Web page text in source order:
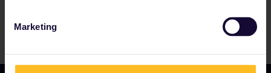
Marketing